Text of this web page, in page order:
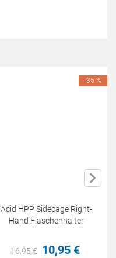
Acid HPP Sidecage Right-
Hand Flaschenhalter
16,95€ 10,95 €
-35 %